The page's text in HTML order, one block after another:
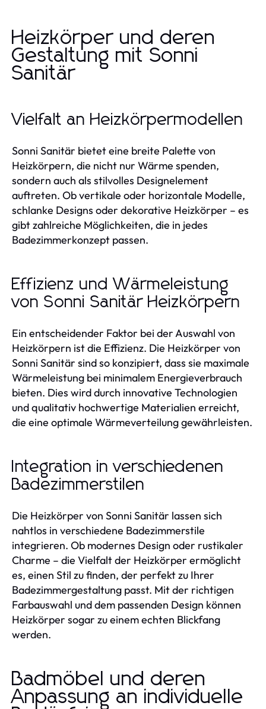
Heizkörper und deren
Gestaltung mit Sonni
Sanitär
Vielfalt an Heizkörpermodellen
Sonni Sanitär bietet eine breite Palette von
Heizkörpern, die nicht nur Wärme spenden,
sondern auch als stilvolles Designelement
auftreten. Ob vertikale oder horizontale Modelle,
schlanke Designs oder dekorative Heizkörper – es
gibt zahlreiche Möglichkeiten, die in jedes
Badezimmerkonzept passen.
Effizienz und Wärmeleistung
von Sonni Sanitär Heizkörpern
Ein entscheidender Faktor bei der Auswahl von
Heizkörpern ist die Effizienz. Die Heizkörper von
Sonni Sanitär sind so konzipiert, dass sie maximale
Wärmeleistung bei minimalem Energieverbrauch
bieten. Dies wird durch innovative Technologien
und qualitativ hochwertige Materialien erreicht,
die eine optimale Wärmeverteilung gewährleisten.
Integration in verschiedenen
Badezimmerstilen
Die Heizkörper von Sonni Sanitär lassen sich
nahtlos in verschiedene Badezimmerstile
integrieren. Ob modernes Design oder rustikaler
Charme – die Vielfalt der Heizkörper ermöglicht
es, einen Stil zu finden, der perfekt zu Ihrer
Badezimmergestaltung passt. Mit der richtigen
Farbauswahl und dem passenden Design können
Heizkörper sogar zu einem echten Blickfang
werden.
Badmöbel und deren
Anpassung an individuelle